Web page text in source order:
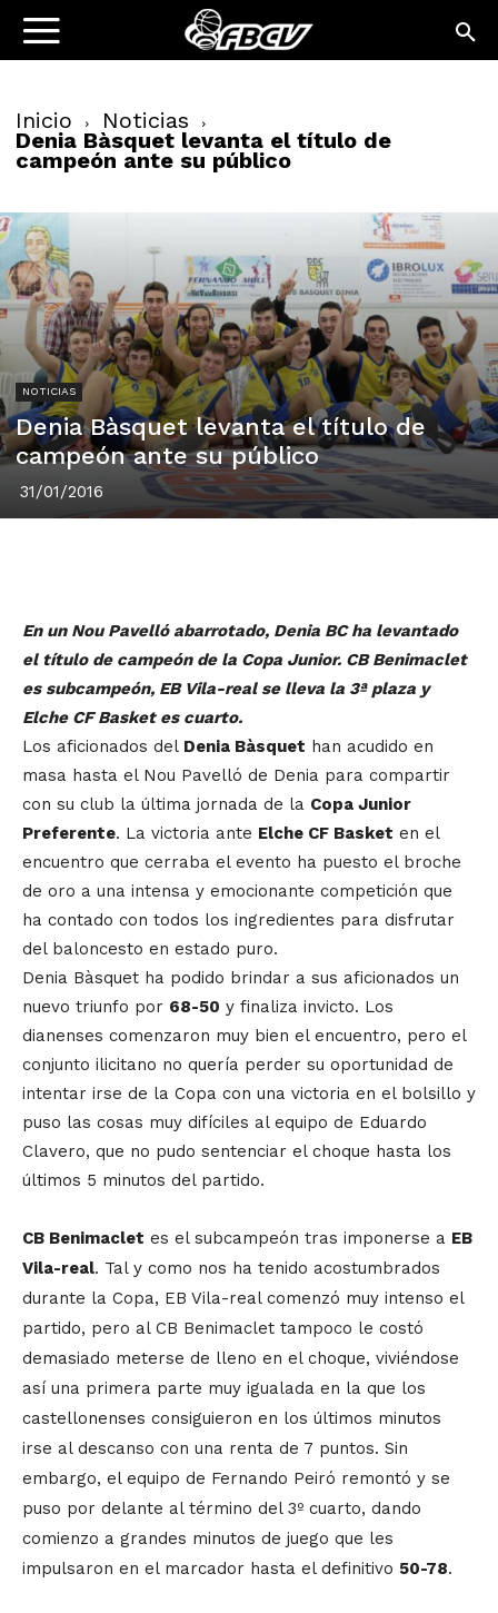
Inicio Noticias
Denia Bàsquet levanta el título de
campeón ante su público
NOTICIAS
Denia Bàsquet levanta el título de
campeón ante su público
31/01/2016
En un Nou Pavelló abarrotado, Denia BC ha levantado
el título de campeón de la Copa Junior. CB Benimaclet
es subcampeón, EB Vila-real se lleva la 3ª plaza y
Elche CF Basket es cuarto.
Los aficionados del Denia Bàsquet han acudido en
masa hasta el Nou Pavelló de Denia para compartir
con su club la última jornada de la Copa Junior
Preferente. La victoria ante Elche CF Basket en el
encuentro que cerraba el evento ha puesto el broche
de oro a una intensa y emocionante competición que
ha contado con todos los ingredientes para disfrutar
del baloncesto en estado puro.
Denia Bàsquet ha podido brindar a sus aficionados un
nuevo triunfo por 68-50 y finaliza invicto. Los
dianenses comenzaron muy bien el encuentro, pero el
conjunto ilicitano no quería perder su oportunidad de
intentar irse de la Copa con una victoria en el bolsillo y
puso las cosas muy difíciles al equipo de Eduardo
Clavero, que no pudo sentenciar el choque hasta los
últimos 5 minutos del partido.
CB Benimaclet es el subcampeón tras imponerse a EB
Vila-real. Tal y como nos ha tenido acostumbrados
durante la Copa, EB Vila-real comenzó muy intenso el
partido, pero al CB Benimaclet tampoco le costó
demasiado meterse de lleno en el choque, viviéndose
así una primera parte muy igualada en la que los
castellonenses consiguieron en los últimos minutos
irse al descanso con una renta de 7 puntos. Sin
embargo, el equipo de Fernando Peiró remontó y se
puso por delante al término del 3º cuarto, dando
comienzo a grandes minutos de juego que les
impulsaron en el marcador hasta el definitivo 50-78.